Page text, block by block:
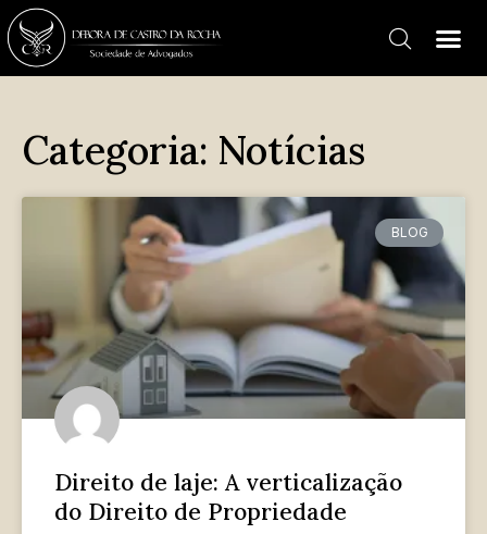
Categoria: Notícias
BLOG
Direito de laje: A verticalização
do Direito de Propriedade